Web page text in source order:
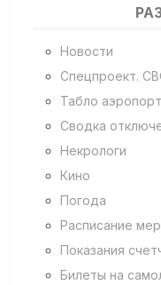
Новости
Спецпроект.
Табло
Сводка
Некрологи
Кино
Погода
Расписание
Показания
Билеты на